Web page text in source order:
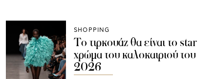
SHOPPING
Το τιρκουάζ θα είναι το star
χρώμα του καλοκαιριού του
2026